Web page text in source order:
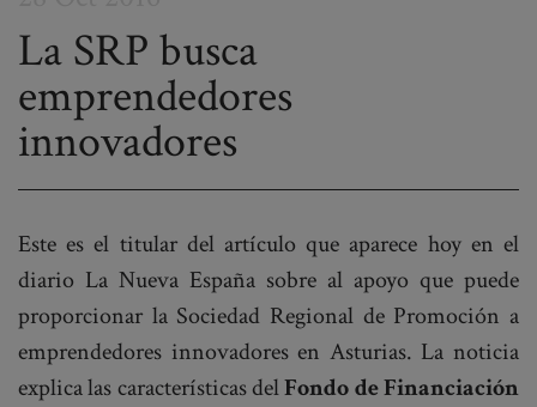
La SRP busca
emprendedores
innovadores
Este es el titular del artículo que aparece hoy en el
diario La Nueva España sobre al apoyo que puede
proporcionar la Sociedad Regional de Promoción a
emprendedores innovadores en Asturias. La noticia
explica las características delFondo de Financiación
Post
navigation